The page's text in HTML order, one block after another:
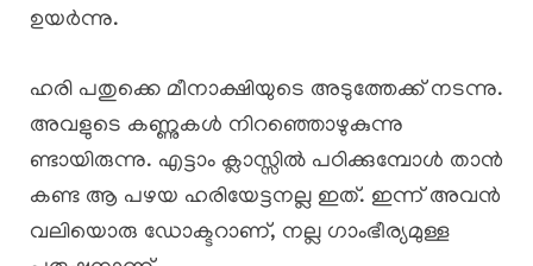
ഉയർന്നു.
ഹരി പതുക്കെ മീനാക്ഷിയുടെ അടുത്തേക്ക് നടന്നു.
അവളുടെ കണ്ണുകൾ നിറഞ്ഞൊഴുകുന്നു
ണ്ടായിരുന്നു. എട്ടാം ക്ലാസ്സിൽ പഠിക്കുമ്പോൾ താൻ
കണ്ട ആ പഴയ ഹരിയേട്ടനല്ല ഇത്. ഇന്ന് അവൻ
വലിയൊരു ഡോക്ടറാണ്, നല്ല ഗാംഭീര്യമുള്ള